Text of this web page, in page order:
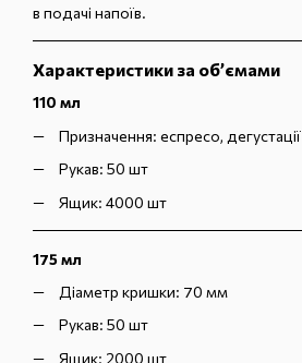
в подачі напоїв.
Характеристики за об’ємами
110 мл
Призначення: еспресо, дегустації
Рукав: 50 шт
Ящик: 4000 шт
175 мл
Діаметр кришки: 70 мм
Рукав: 50 шт
Ящик: 2000 шт